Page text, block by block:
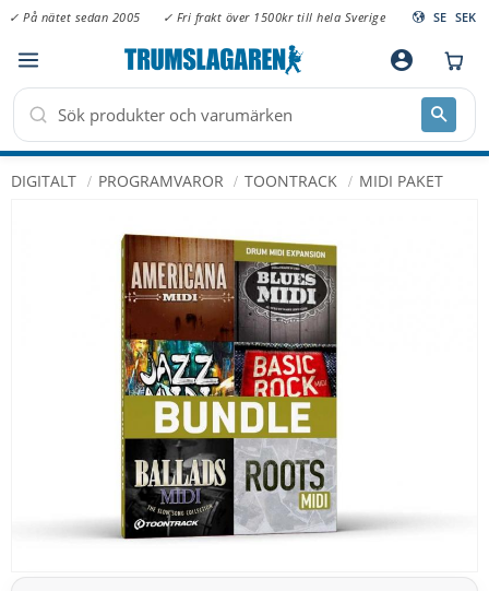
Meny
✓ På nätet sedan 2005 ✓ Fri frakt över 1500kr till hela Sverige SE SEK
account_circle
DIGITALT PROGRAMVAROR TOONTRACK MIDI PAKET